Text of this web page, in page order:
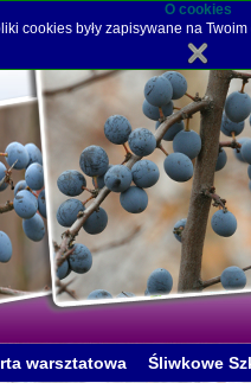
O cookies
cookies były zapisywane na
warsztatowa Śliwkowe